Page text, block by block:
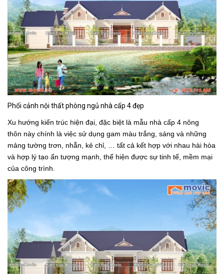
Phối cảnh nội thất phòng ngủ nhà cấp 4 đẹp
Xu hướng kiến trúc hiện đại, đặc biệt là mẫu nhà cấp 4 nông
thôn này chính là việc sử dụng gam màu trắng, sáng và những
mảng tường trơn, nhẵn, kẻ chỉ, … tất cả kết hợp với nhau hài hòa
và hợp lý tạo ấn tượng mạnh, thể hiện được sự tinh tế, mềm mại
của công trình.